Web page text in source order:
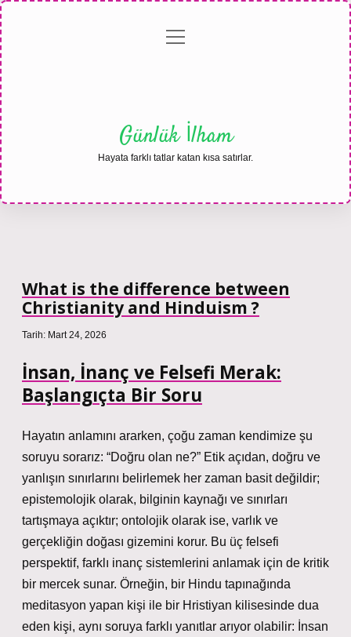
Gizlilikmenüyü
Günlük İlham
Hayata farklı tatlar katan kısa satırlar.
What is the difference between
Christianity and Hinduism ?
Tarih: Mart 24, 2026
İnsan, İnanç ve Felsefi Merak:
Başlangıçta Bir Soru
Hayatın anlamını ararken, çoğu zaman kendimize şu
soruyu sorarız: “Doğru olan ne?” Etik açıdan, doğru ve
yanlışın sınırlarını belirlemek her zaman basit değildir;
epistemolojik olarak, bilginin kaynağı ve sınırları
tartışmaya açıktır; ontolojik olarak ise, varlık ve
gerçekliğin doğası gizemini korur. Bu üç felsefi
perspektif, farklı inanç sistemlerini anlamak için de kritik
bir mercek sunar. Örneğin, bir Hindu tapınağında
meditasyon yapan kişi ile bir Hristiyan kilisesinde dua
eden kişi, aynı soruya farklı yanıtlar arıyor olabilir: İnsan